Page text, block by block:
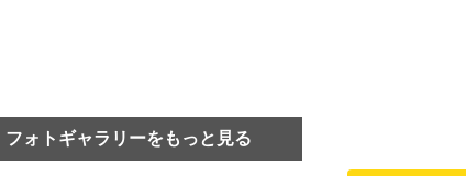
フォトギャラリーをもっと見る